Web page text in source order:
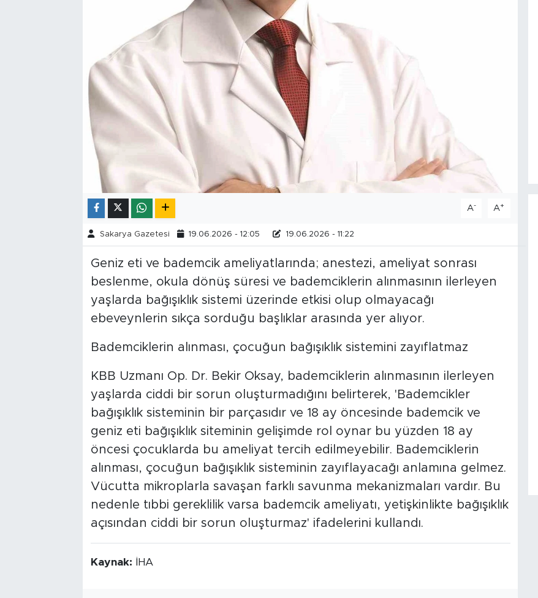
A- A+
Sakarya Gazetesi 19.06.2026 - 12:05 19.06.2026 - 11:22
Geniz eti ve bademcik ameliyatlarında; anestezi, ameliyat sonrası
beslenme, okula dönüş süresi ve bademciklerin alınmasının ilerleyen
yaşlarda bağışıklık sistemi üzerinde etkisi olup olmayacağı
ebeveynlerin sıkça sorduğu başlıklar arasında yer alıyor.
Bademciklerin alınması, çocuğun bağışıklık sistemini zayıflatmaz
KBB Uzmanı Op. Dr. Bekir Oksay, bademciklerin alınmasının ilerleyen
yaşlarda ciddi bir sorun oluşturmadığını belirterek, 'Bademcikler
bağışıklık sisteminin bir parçasıdır ve 18 ay öncesinde bademcik ve
geniz eti bağışıklık siteminin gelişimde rol oynar bu yüzden 18 ay
öncesi çocuklarda bu ameliyat tercih edilmeyebilir. Bademciklerin
alınması, çocuğun bağışıklık sisteminin zayıflayacağı anlamına gelmez.
Vücutta mikroplarla savaşan farklı savunma mekanizmaları vardır. Bu
nedenle tıbbi gereklilik varsa bademcik ameliyatı, yetişkinlikte bağışıklık
açısından ciddi bir sorun oluşturmaz' ifadelerini kullandı.
Kaynak: İHA